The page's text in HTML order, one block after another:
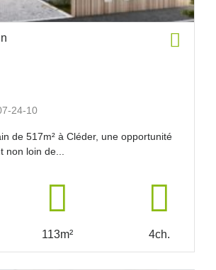
24-10
de 517m² à Cléder, une opportunité
non loin de...
113m² 4ch.